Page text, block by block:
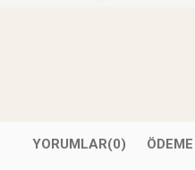
YORUMLAR(0)